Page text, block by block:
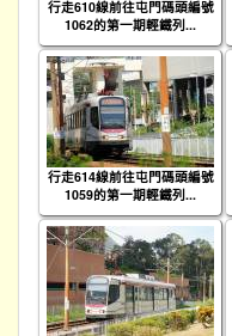
行走610線前往屯門碼頭編號
1062的第一期輕鐵列...
行走614線前往屯門碼頭編號
1059的第一期輕鐵列...